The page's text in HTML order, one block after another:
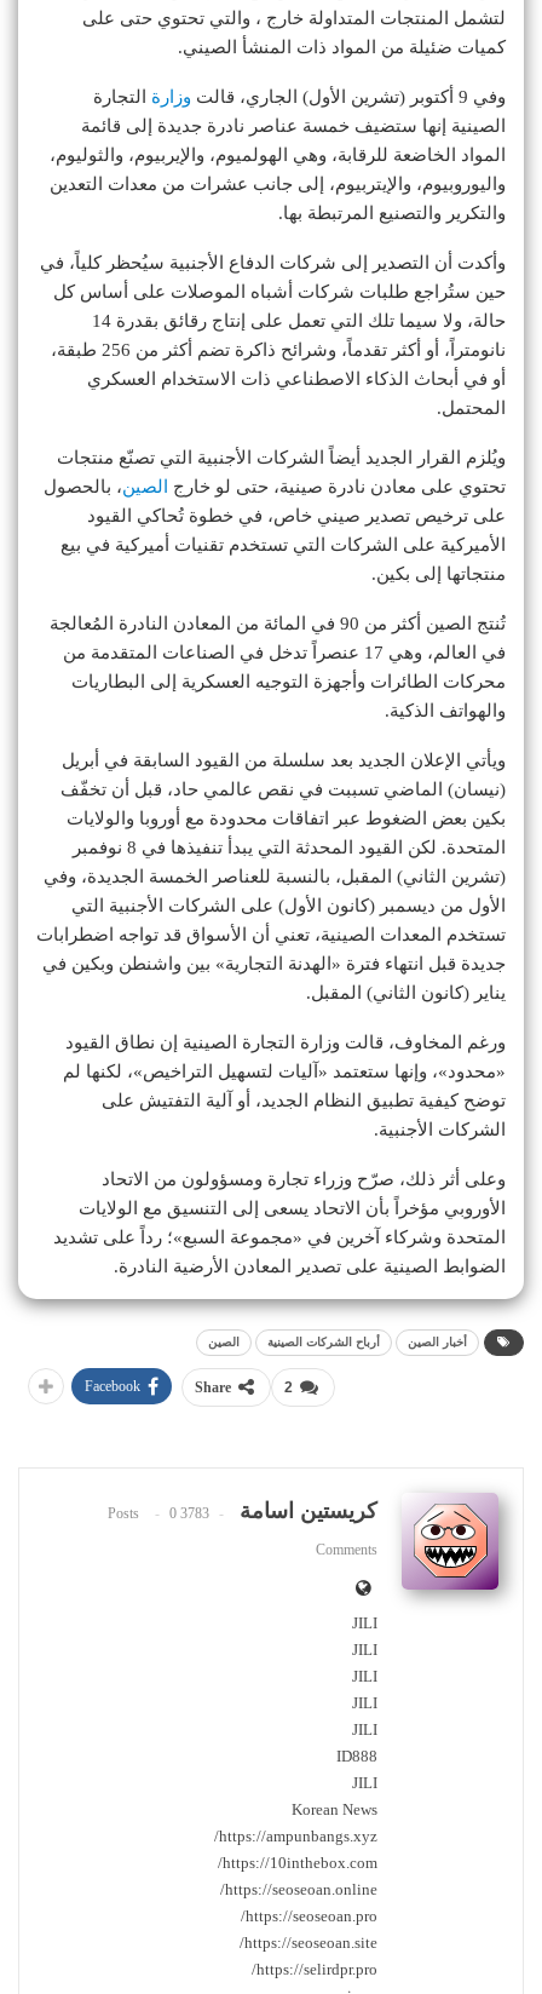
لتشمل المنتجات المتداولة خارج ، والتي تحتوي حتى على
كميات ضئيلة من المواد ذات المنشأ الصيني.
وفي 9 أكتوبر (تشرين الأول) الجاري، قالت وزارة التجارة
الصينية إنها ستضيف خمسة عناصر نادرة جديدة إلى قائمة
المواد الخاضعة للرقابة، وهي الهولميوم، والإيربيوم، والثوليوم،
واليوروبيوم، والإيتربيوم، إلى جانب عشرات من معدات التعدين
والتكرير والتصنيع المرتبطة بها.
وأكدت أن التصدير إلى شركات الدفاع الأجنبية سيُحظر كلياً، في
حين ستُراجع طلبات شركات أشباه الموصلات على أساس كل
حالة، ولا سيما تلك التي تعمل على إنتاج رقائق بقدرة 14
نانومتراً، أو أكثر تقدماً، وشرائح ذاكرة تضم أكثر من 256 طبقة،
أو في أبحاث الذكاء الاصطناعي ذات الاستخدام العسكري
المحتمل.
ويُلزم القرار الجديد أيضاً الشركات الأجنبية التي تصنّع منتجات
تحتوي على معادن نادرة صينية، حتى لو خارج
الصين، بالحصول
على ترخيص تصدير صيني خاص، في خطوة تُحاكي القيود
الأميركية على الشركات التي تستخدم تقنيات أميركية في بيع
منتجاتها إلى بكين.
تُنتج الصين أكثر من 90 في المائة من المعادن النادرة المُعالجة
في العالم، وهي 17 عنصراً تدخل في الصناعات المتقدمة من
محركات الطائرات وأجهزة التوجيه العسكرية إلى البطاريات
والهواتف الذكية.
ويأتي الإعلان الجديد بعد سلسلة من القيود السابقة في أبريل
(نيسان) الماضي تسببت في نقص عالمي حاد، قبل أن تخفّف
بكين بعض الضغوط عبر اتفاقات محدودة مع أوروبا والولايات
المتحدة. لكن القيود المحدثة التي يبدأ تنفيذها في 8 نوفمبر
(تشرين الثاني) المقبل، بالنسبة للعناصر الخمسة الجديدة، وفي
الأول من ديسمبر (كانون الأول) على الشركات الأجنبية التي
تستخدم المعدات الصينية، تعني أن الأسواق قد تواجه اضطرابات
جديدة قبل انتهاء فترة «الهدنة التجارية» بين واشنطن وبكين في
يناير (كانون الثاني) المقبل.
ورغم المخاوف، قالت وزارة التجارة الصينية إن نطاق القيود
«محدود»، وإنها ستعتمد «آليات لتسهيل التراخيص»، لكنها لم
توضح كيفية تطبيق النظام الجديد، أو آلية التفتيش على
الشركات الأجنبية.
وعلى أثر ذلك، صرّح وزراء تجارة ومسؤولون من الاتحاد
الأوروبي مؤخراً بأن الاتحاد يسعى إلى التنسيق مع الولايات
المتحدة وشركاء آخرين في «مجموعة السبع»؛ رداً على تشديد
الضوابط الصينية على تصدير المعادن الأرضية النادرة.
أخبار الصين أرباح الشركات الصينية الصين
2
Share
Facebook
كريستين اسامة 3783 Posts
0
Comments
JILI
JILI
JILI
JILI
JILI
ID888
JILI
Korean News
https://ampunbangs.xyz/
https://10inthebox.com/
https://seoseoan.online/
https://seoseoan.pro/
https://seoseoan.site/
https://selirdpr.pro/